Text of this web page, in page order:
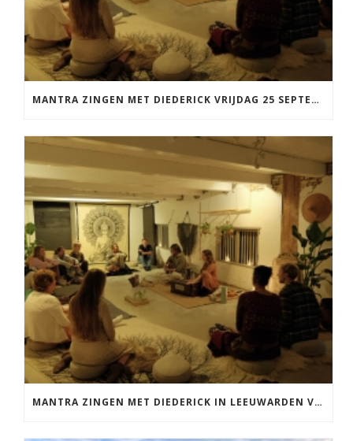
MANTRA ZINGEN MET DIEDERICK VRIJDAG 25 SEPTEMBER EN 20 NOVEMBER
MANTRA ZINGEN MET DIEDERICK IN LEEUWARDEN VRIJDAG 12 JUNI KIRTAN